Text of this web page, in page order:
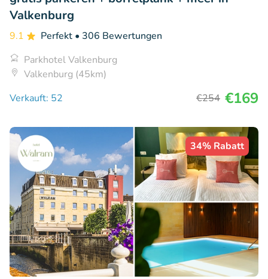
Valkenburg
9.1 Perfekt • 306 Bewertungen
Parkhotel Valkenburg
Valkenburg (45km)
Verkauft: 52
€254 €169
34% Rabatt